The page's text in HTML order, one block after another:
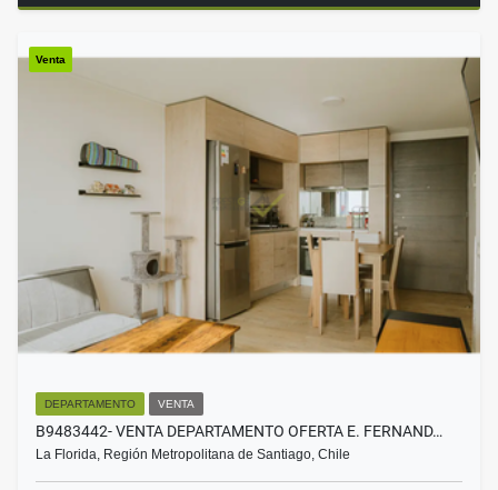
Venta
DEPARTAMENTO VENTA
B9483442- VENTA DEPARTAMENTO OFERTA E. FERNAND…
La Florida, Región Metropolitana de Santiago, Chile